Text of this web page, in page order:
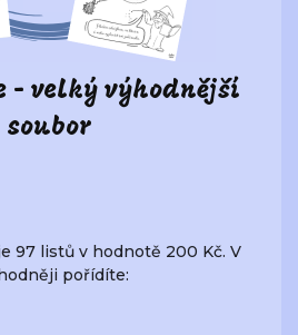
- velký výhodnější
soubor
97 listů v hodnotě 200 Kč. V
pořídíte: